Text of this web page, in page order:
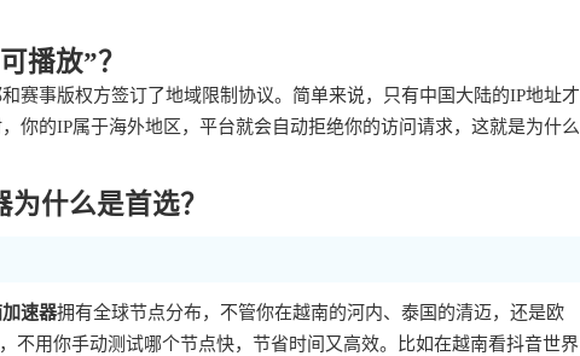
播放”？
赛事版权方签订了地域限制协议。简单来说，只有中国大陆的IP地址才
你的IP属于海外地区，平台就会自动拒绝你的访问请求，这就是为什么
什么是首选？
速器拥有全球节点分布，不管你在越南的河内、泰国的清迈，还是欧
不用你手动测试哪个节点快，节省时间又高效。比如在越南看抖音世界